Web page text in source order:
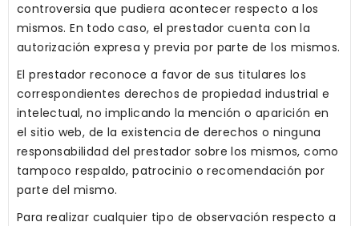
controversia que pudiera acontecer respecto a los
mismos. En todo caso, el prestador cuenta con la
autorización expresa y previa por parte de los mismos.
El prestador reconoce a favor de sus titulares los
correspondientes derechos de propiedad industrial e
intelectual, no implicando la mención o aparición en
el sitio web, de la existencia de derechos o ninguna
responsabilidad del prestador sobre los mismos, como
tampoco respaldo, patrocinio o recomendación por
parte del mismo.
Para realizar cualquier tipo de observación respecto a